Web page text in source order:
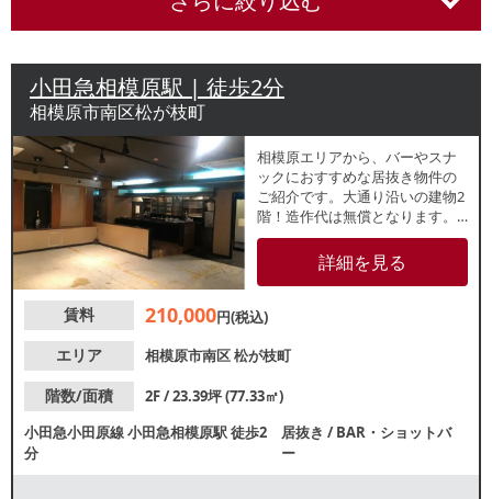
小田急相模原駅 | 徒歩2分
相模原市南区松が枝町
相模原エリアから、バーやスナ
ックにおすすめな居抜き物件の
ご紹介です。大通り沿いの建物2
階！造作代は無償となります。
飲食店やサービス店が多く立ち
並んでおり、近隣住民の集客が
期待できるエリアです。諸条件
い。
詳細を見る
賃料 210,000円(税込)
エリア
相模原市南区松が枝町
階数/面積
2F / 23.39坪 (77.33㎡)
小田急小田原線小田急相模原駅徒歩2
分
居抜き /BAR・ショットバ
ー